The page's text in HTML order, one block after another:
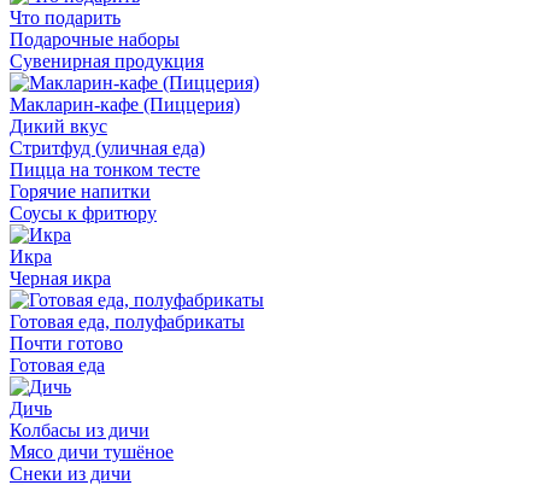
Что подарить
Подарочные наборы
Сувенирная продукция
Макларин-кафе (Пиццерия)
Дикий вкус
Стритфуд (уличная еда)
Пицца на тонком тесте
Горячие напитки
Соусы к фритюру
Икра
Черная икра
Готовая еда, полуфабрикаты
Почти готово
Готовая еда
Дичь
Колбасы из дичи
Мясо дичи тушёное
Снеки из дичи